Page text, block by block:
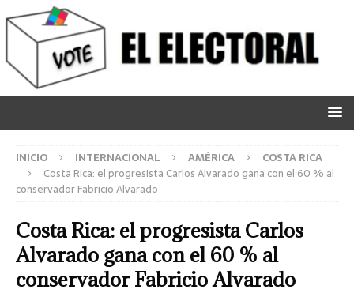
INICIO INTERNACIONAL AMÉRICA
COSTA RICA
Costa Rica: el progresista Carlos Alvarado gana con el 60 % al
conservador Fabricio Alvarado
Costa Rica: el progresista Carlos
Alvarado gana con el 60 % al
conservador Fabricio Alvarado